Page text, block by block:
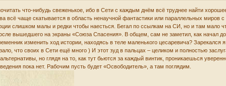
что-нибудь свеженькое, ибо в Сети с каждым днём всё труднее найти
всё чаще скатывается в область ненаучной фантастики или параллельных
слишком малы и редки чтобы наесться. Бегал по ссылкам на СИ, но и там
вышедшего на экраны «Союза Спасения». В общем, сам не заметил, как начал
изменить ход истории, находясь в теле маленького цесаревича?
что своих в Сети ещё много ) И этот зуд в пальцах – целиком и полностью
но глядя на то, как тут бьются за каждый винтик, проникаешься
пока нет. Рабочим пусть будет «Освободитель», а там поглядим.